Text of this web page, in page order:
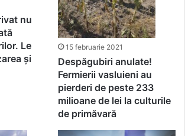
nu
Le
și
15 februarie 2021
Despăgubiri anulate!
Fermierii vasluieni au
pierderi de peste 233
milioane de lei la culturile
de primăvară